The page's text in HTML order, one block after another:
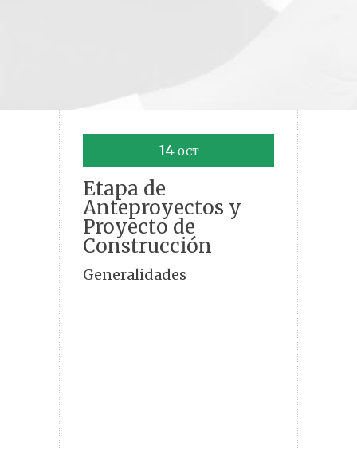
14 OCT
Etapa de
Anteproyectos y
Proyecto de
Construcción
Generalidades